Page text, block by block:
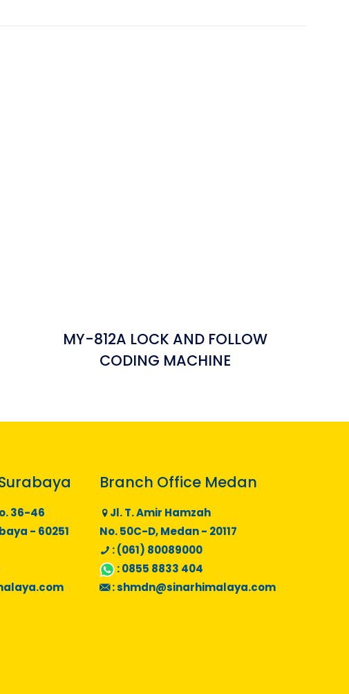
MY-812A LOCK AND FOLLOW
CODING MACHINE
36-46
- 60251
Branch Office Medan
Jl. T. Amir Hamzah
No. 50C-D, Medan - 20117
: (061) 80089000
:0855 8833 404
:shmdn@sinarhimalaya.com